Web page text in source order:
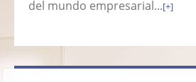
del mundo empresarial...[+]